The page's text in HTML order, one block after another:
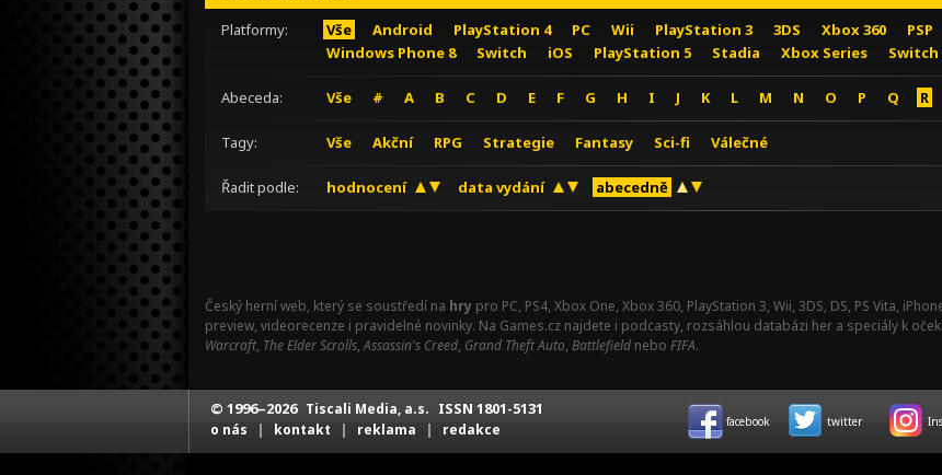
Platformy: Vše Android PlayStation 4 PC Wii PlayStation 3 3DS Xbox 360 PSP
Windows Phone 8
Switch iOS PlayStation 5 Stadia Xbox Series Switch
Abeceda: Vše # A B C D E F G H I J K L M N O P Q R
Tagy: Vše Akční RPG Strategie Fantasy Sci-fi Válečné
Řadit podle: hodnocení data vydání abecedně
Český herní web, který se soustředí na hry pro PC, PS4, Xbox One, Xbox 360, PlayStation 3, Wii, 3DS, DS, PS Vita,
preview, videorecenze i pravidelné novinky. Na Games.cz najdete i podcasty, rozsáhlou databázi her a speciály k
Warcraft, The Elder Scrolls,Assassin's Creed, Grand Theft Auto, Battlefield nebo FIFA.
© 1996–2026 Tiscali Media, a.s. ISSN 1801-5131
o nás | kontakt | reklama | redakce facebook twitter